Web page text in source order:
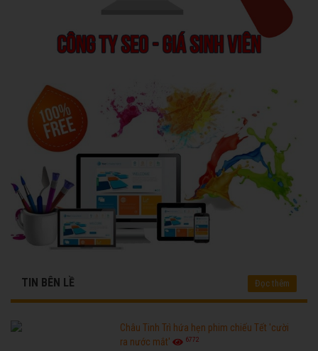
TIN BÊN LỀ Đọc thêm
Châu Tinh Trì hứa hẹn phim chiếu Tết 'cười
ra nước mắt'
6772